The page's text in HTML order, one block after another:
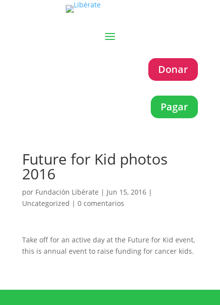
Donar
Pagar
Future for Kid photos
2016
por Fundación Libérate | Jun 15, 2016|
Uncategorized | 0 comentarios
Take off for an active day at the Future for Kid event,
this is annual event to raise funding for cancer kids.